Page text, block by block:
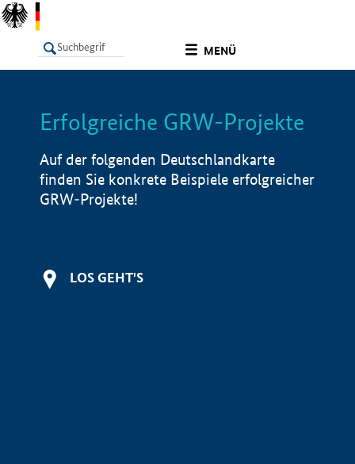
MENÜ
LISTE Info
Erfolgreiche GRW-Projekte
Auf der folgenden Deutschlandkarte
finden Sie konkrete Beispiele erfolgreicher
GRW-Projekte!
LOS GEHT'S